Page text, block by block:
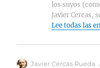
los suyos
Javier Cercas,
Lee todas las
Autor
Javier Cercas Rueda